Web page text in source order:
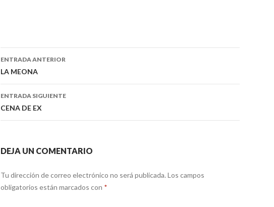
Navegación
de
entradas
ENTRADA ANTERIOR
LA MEONA
ENTRADA SIGUIENTE
CENA DE EX
DEJA UN COMENTARIO
Tu dirección de correo electrónico no será publicada. Los campos
obligatorios están marcados con *